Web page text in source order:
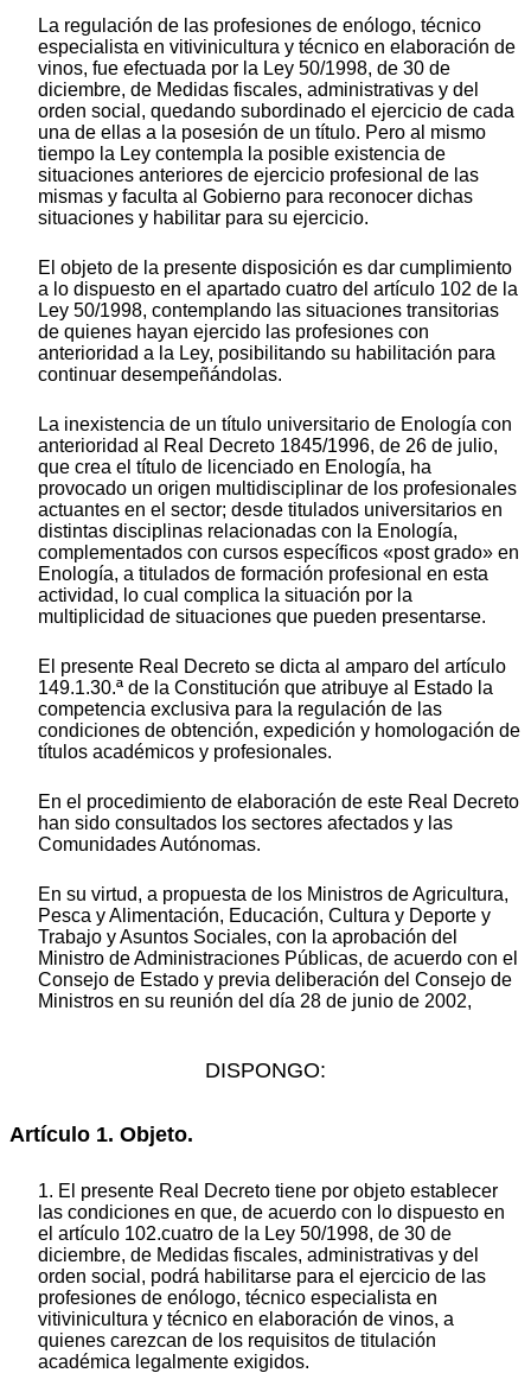
La regulación de las profesiones de enólogo, técnico
especialista en vitivinicultura y técnico en elaboración de
vinos, fue efectuada por la Ley 50/1998, de 30 de
diciembre, de Medidas fiscales, administrativas y del
orden social, quedando subordinado el ejercicio de cada
una de ellas a la posesión de un título. Pero al mismo
tiempo la Ley contempla la posible existencia de
situaciones anteriores de ejercicio profesional de las
mismas y faculta al Gobierno para reconocer dichas
situaciones y habilitar para su ejercicio.
El objeto de la presente disposición es dar cumplimiento
a lo dispuesto en el apartado cuatro del artículo 102 de la
Ley 50/1998, contemplando las situaciones transitorias
de quienes hayan ejercido las profesiones con
anterioridad a la Ley, posibilitando su habilitación para
continuar desempeñándolas.
La inexistencia de un título universitario de Enología con
anterioridad al Real Decreto 1845/1996, de 26 de julio,
que crea el título de licenciado en Enología, ha
provocado un origen multidisciplinar de los profesionales
actuantes en el sector; desde titulados universitarios en
distintas disciplinas relacionadas con la Enología,
complementados con cursos específicos «post grado» en
Enología, a titulados de formación profesional en esta
actividad, lo cual complica la situación por la
multiplicidad de situaciones que pueden presentarse.
El presente Real Decreto se dicta al amparo del artículo
149.1.30.ª de la Constitución que atribuye al Estado la
competencia exclusiva para la regulación de las
condiciones de obtención, expedición y homologación de
títulos académicos y profesionales.
En el procedimiento de elaboración de este Real Decreto
han sido consultados los sectores afectados y las
Comunidades Autónomas.
En su virtud, a propuesta de los Ministros de Agricultura,
Pesca y Alimentación, Educación, Cultura y Deporte y
Trabajo y Asuntos Sociales, con la aprobación del
Ministro de Administraciones Públicas, de acuerdo con el
Consejo de Estado y previa deliberación del Consejo de
Ministros en su reunión del día 28 de junio de 2002,
DISPONGO:
Artículo 1. Objeto.
1. El presente Real Decreto tiene por objeto establecer
las condiciones en que, de acuerdo con lo dispuesto en
el artículo 102.cuatro de la Ley 50/1998, de 30 de
diciembre, de Medidas fiscales, administrativas y del
orden social, podrá habilitarse para el ejercicio de las
profesiones de enólogo, técnico especialista en
vitivinicultura y técnico en elaboración de vinos, a
quienes carezcan de los requisitos de titulación
académica legalmente exigidos.